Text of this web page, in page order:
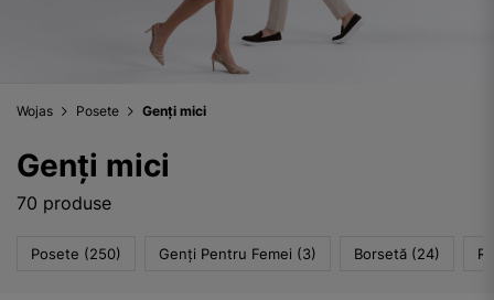
Wojas Posete Genți mici
Genți mici
70 produse
Posete (250) Genți Pentru Femei (3) Borsetă (24)